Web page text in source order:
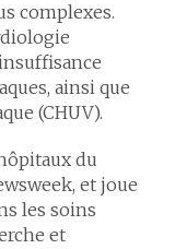
complexes.
ainsi que
(CHUV).
du
et joue
les soins
et